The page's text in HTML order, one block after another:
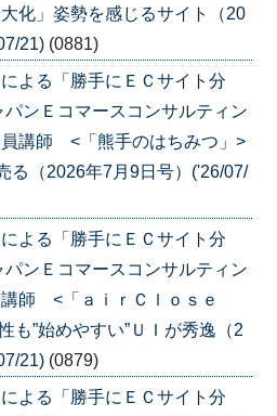
化」姿勢を感じるサイト（20
21) (0881)
よる「勝手にＥＣサイト分
ンＥコマースコンサルティン
講師 <「熊手のはちみつ」>
る（2026年7月9日号）('26/07/
よる「勝手にＥＣサイト分
ンＥコマースコンサルティン
師 <「ａｉｒＣｌｏｓｅ
”始めやすい”ＵＩが秀逸（2
21) (0879)
よる「勝手にＥＣサイト分